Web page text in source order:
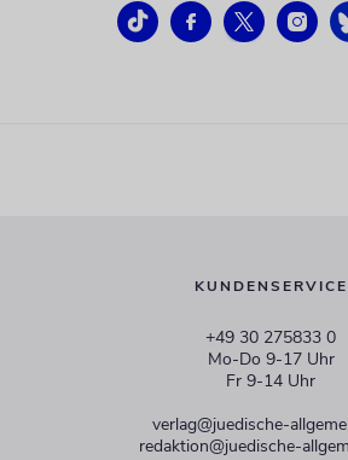
KUNDENSERVICE
+49 30 275833 0
Mo-Do 9-17 Uhr
Fr 9-14 Uhr
verlag@juedische-
redaktion@juedische-